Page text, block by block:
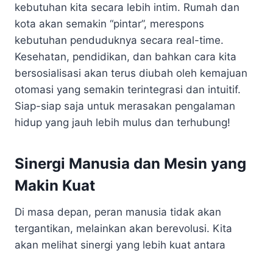
kebutuhan kita secara lebih intim. Rumah dan
kota akan semakin “pintar”, merespons
kebutuhan penduduknya secara real-time.
Kesehatan, pendidikan, dan bahkan cara kita
bersosialisasi akan terus diubah oleh kemajuan
otomasi yang semakin terintegrasi dan intuitif.
Siap-siap saja untuk merasakan pengalaman
hidup yang jauh lebih mulus dan terhubung!
Sinergi Manusia dan Mesin yang
Makin Kuat
Di masa depan, peran manusia tidak akan
tergantikan, melainkan akan berevolusi. Kita
akan melihat sinergi yang lebih kuat antara